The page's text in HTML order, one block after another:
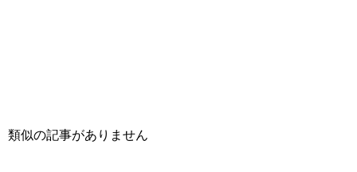
類似の記事がありません